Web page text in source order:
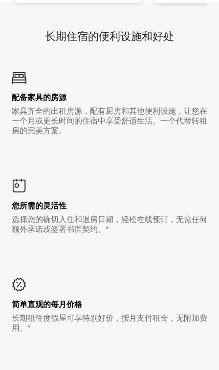
长期住宿的便利设施和好处
配备家具的房源
家具齐全的出租房源，配有厨房和其他便利设施，让您在
一个月或更长时间的住宿中享受舒适生活。一个代替转租
房的完美方案。
您所需的灵活性
选择您的确切入住和退房日期，轻松在线预订，无需任何
额外承诺或签署书面契约。*
简单直观的每月价格
长期租住度假屋可享特别好价，按月支付租金，无附加费
用。*